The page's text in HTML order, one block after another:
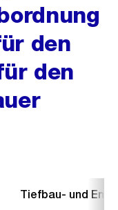
den
den
Tiefbau- und